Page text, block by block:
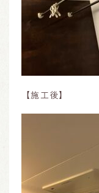
【施工後】